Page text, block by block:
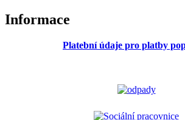
Informace
Platební údaje pro platby